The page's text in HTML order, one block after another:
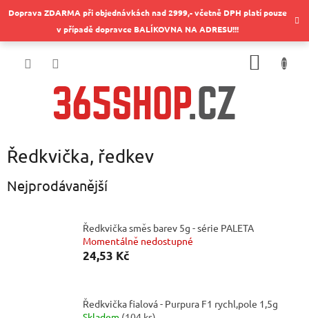
naDoprava ZDARMA při objednávkách nad 2999,- včetně DPH platí pouze
v případě dopravce BALÍKOVNA NA ADRESU!!!
Ředkvička, ředkev
Nejprodávanější
Ředkvička směs barev 5g - série PALETA
Momentálně nedostupné
24,53 Kč
Ředkvička fialová - Purpura F1 rychl,pole 1,5g